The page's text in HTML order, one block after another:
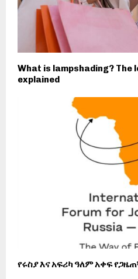
What is lampshading? The
explained
የሩስያ እና አፍሪካ ዓለም አቀፍ